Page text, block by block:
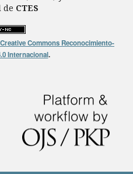
de CTES
Commons Reconocimiento-
Internacional.